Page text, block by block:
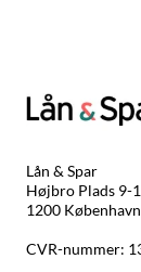
Lån & Spar
Højbro Plads 9-
1200
CVR-nummer: